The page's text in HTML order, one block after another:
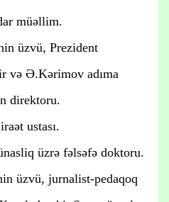
müəllim.
üzvü, Prezident
və Ə.Kərimov adıma
direktoru.
ustası.
üzrə fəlsəfə doktoru.
üzvü, jurnalist-pedaqoq